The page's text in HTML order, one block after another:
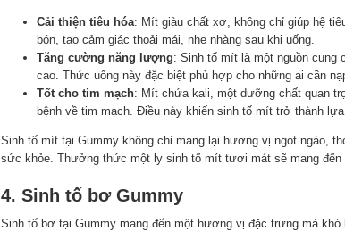
Cải thiện tiêu hóa: Mít giàu chất xơ, không chỉ giúp hệ
bón, tạo cảm giác thoải mái, nhẹ nhàng sau khi uống.
Tăng cường năng lượng: Sinh tố mít là một nguồn
cao. Thức uống này đặc biệt phù hợp cho những ai cần
Tốt cho tim mạch: Mít chứa kali, một dưỡng chất quan
bệnh về tim mạch. Điều này khiến sinh tố mít trở thành
Sinh tố mít tại Gummy không chỉ mang lại hương vị ngọt ngào,
sức khỏe. Thưởng thức một ly sinh tố mít tươi mát sẽ mang
4. Sinh tố bơ Gummy
Sinh tố bơ tại Gummy mang đến một hương vị đặc trưng mà